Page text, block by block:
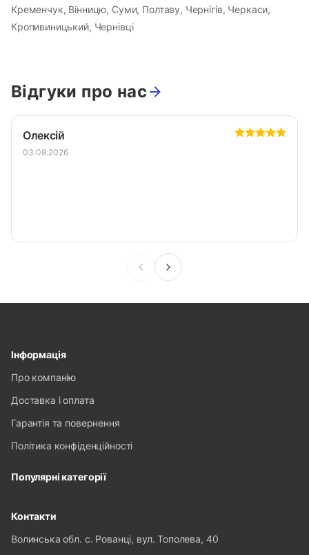
Кременчук, Вінницю, Суми, Полтаву, Чернігів, Черкаси,
Кропивиницький, Чернівці
Відгуки про нас
Олексій
03.08.2026
Інформація
Про компанію
Доставка і оплата
Гарантія та повернення
Політика конфіденційності
Популярні категорії
Контакти
Волинська обл. с. Рованці, вул. Тополева, 40